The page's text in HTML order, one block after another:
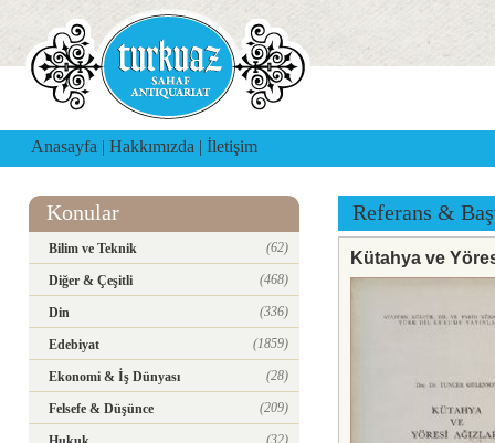
Anasayfa | Hakkımızda | İletişim
Konular
Bilim ve Teknik (62)
Diğer & Çeşitli (468)
Din (336)
Edebiyat (1859)
Ekonomi & İş Dünyası (28)
Felsefe & Düşünce (209)
(32)
Referans &
Kütahya ve